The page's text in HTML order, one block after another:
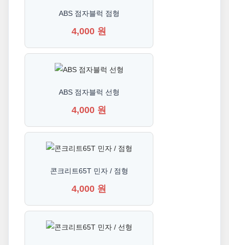
ABS 점자블럭 점형
4,000 원
ABS 점자블럭 선형
4,000 원
콘크리트65T 민자 / 점형
4,000 원